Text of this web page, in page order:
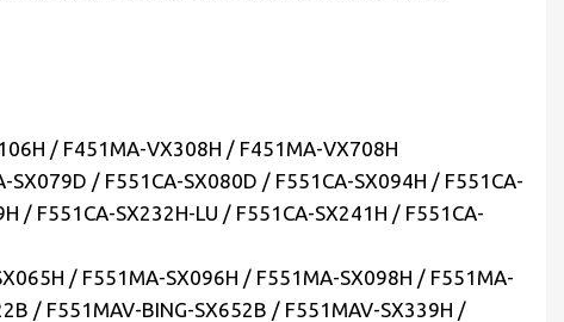
/ F451MA-VX308H / F451MA-VX708H
/ F551CA-SX080D / F551CA-SX094H / F551CA-
/ F551CA-SX232H-LU / F551CA-SX241H / F551CA-
/ F551MA-SX096H / F551MA-SX098H / F551MA-
/ F551MAV-BING-SX652B / F551MAV-SX339H /